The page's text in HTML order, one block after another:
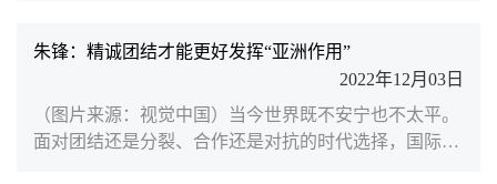
的问题是：冲突更重要，还是合作更重要？尤其是随着
苏联解体，中美关系的合作性不断成长，全球化时代大
国关系的本质已经开始远离所谓的大国对抗。但如今，
过去经常定义大国关系最本质特征的“大国对抗”又在重
朱锋：精诚团结才能更好发挥“亚洲作用”
2022年12月03日
（图片来源：视觉中国）当今世界既不安宁也不太平。
面对团结还是分裂、合作还是对抗的时代选择，国际社